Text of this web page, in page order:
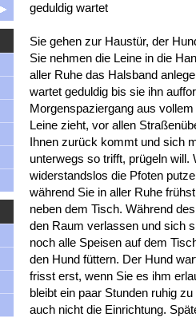
geduldig wartet
Sie gehen zur Haustür, der
Sie nehmen die Leine in die
aller Ruhe das Halsband
wartet geduldig bis sie ihn
Morgenspaziergang aus
Leine zieht, vor allen
Ihnen zurück kommt und sich
unterwegs so trifft, prügeln
widerstandslos die Pfoten
während Sie in aller Ruhe
neben dem Tisch. Während
den Raum verlassen und sich
noch alle Speisen auf dem
den Hund füttern. Der Hund
frisst erst, wenn Sie es ihm
bleibt ein paar Stunden ruhig
auch nicht die Einrichtung.